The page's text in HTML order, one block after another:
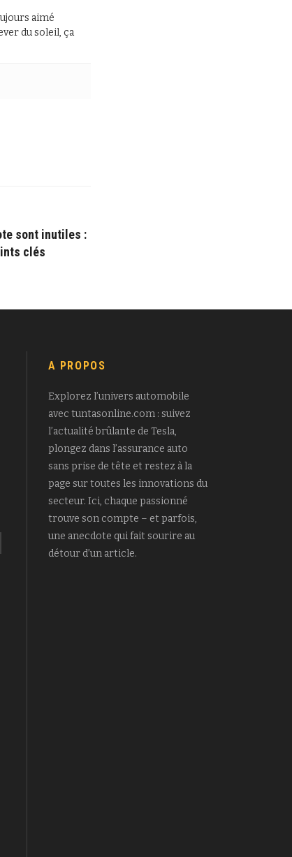
aimé
du soleil, ça
sont inutiles :
clés
A PROPOS
Explorez l’univers automobile
avec tuntasonline.com : suivez
l’actualité brûlante de Tesla,
plongez dans l’assurance auto
sans prise de tête et restez à la
page sur toutes les innovations du
secteur. Ici, chaque passionné
trouve son compte – et parfois,
une anecdote qui fait sourire au
détour d’un article.